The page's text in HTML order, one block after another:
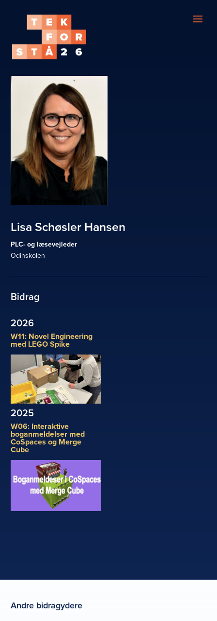
Lisa Schøsler Hansen
PLC- og læsevejleder
Odinskolen
Bidrag
2026
W11: Novel Engineering
med LEGO Spike
2025
W06: Interaktive
boganmeldelser med
CoSpaces og Merge
Cube
Andre bidragydere